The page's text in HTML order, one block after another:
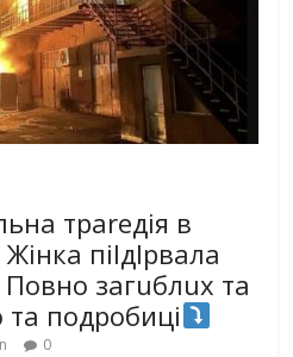
траrедія в
Жінка піlдlрвала
Повно загuблuх та
подробиці
0